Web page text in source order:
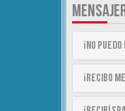
¡No
¡Recibo